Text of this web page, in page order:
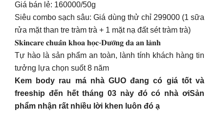
Giá bán lẻ: 160000/50g
Siêu combo sạch sâu: Giá dùng thử chỉ 299000 (1 sữa
rửa mặt than tre tràm trà + 1 mặt nạ đất sét tràm trà)
𝐒𝐤𝐢𝐧𝐜𝐚𝐫𝐞 𝐜𝐡𝐮𝐚̂̉𝐧 𝐤𝐡𝐨𝐚 𝐡𝐨̣𝐜-𝐃𝐮̛𝐨̛̃𝐧𝐠 𝐝𝐚 𝐚𝐧 𝐥𝐚̀𝐧𝐡
Tự hào là sản phẩm an toàn, lành tính khách hàng tin
tưởng lựa chọn suốt 8 năm
Kem body rau má nhà GUO đang có giá tốt và
freeship đến hết tháng 03 này đó có nhà ơiSản
phẩm nhận rất nhiều lời khen luôn đó ạ